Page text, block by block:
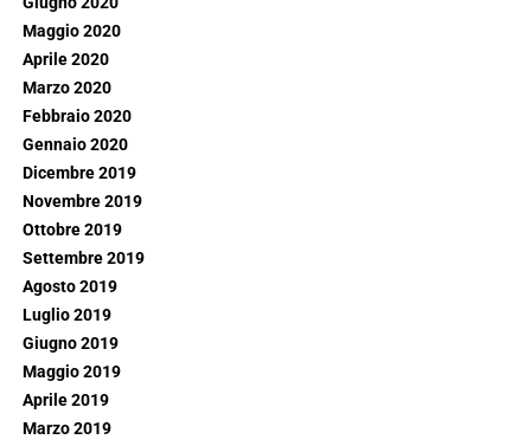
Maggio 2020
Aprile 2020
Marzo 2020
Febbraio 2020
Gennaio 2020
Dicembre 2019
Novembre 2019
Ottobre 2019
Settembre 2019
Agosto 2019
Luglio 2019
Giugno 2019
Maggio 2019
Aprile 2019
Marzo 2019